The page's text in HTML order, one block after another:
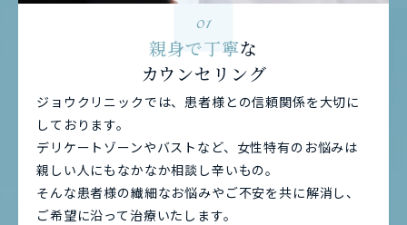
01
親身で丁寧な
カウンセリング
ジョウクリニックでは、患者様との信頼関係を大切に
しております。
デリケートゾーンやバストなど、女性特有のお悩みは
親しい人にもなかなか相談し辛いもの。
そんな患者様の繊細なお悩みやご不安を共に解消し、
ご希望に沿って治療いたします。